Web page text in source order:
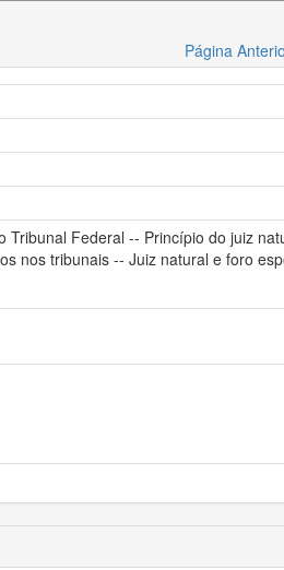
Página
Federal -- Princípio do juiz
nos tribunais -- Juiz natural e foro